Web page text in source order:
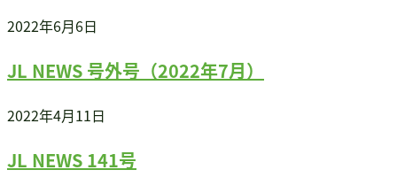
2022年6月6日
JL NEWS 号外号（2022年7月）
2022年4月11日
JL NEWS 141号
アジア知的障害連盟
国内事業
調査・研究事業
セミナー情報